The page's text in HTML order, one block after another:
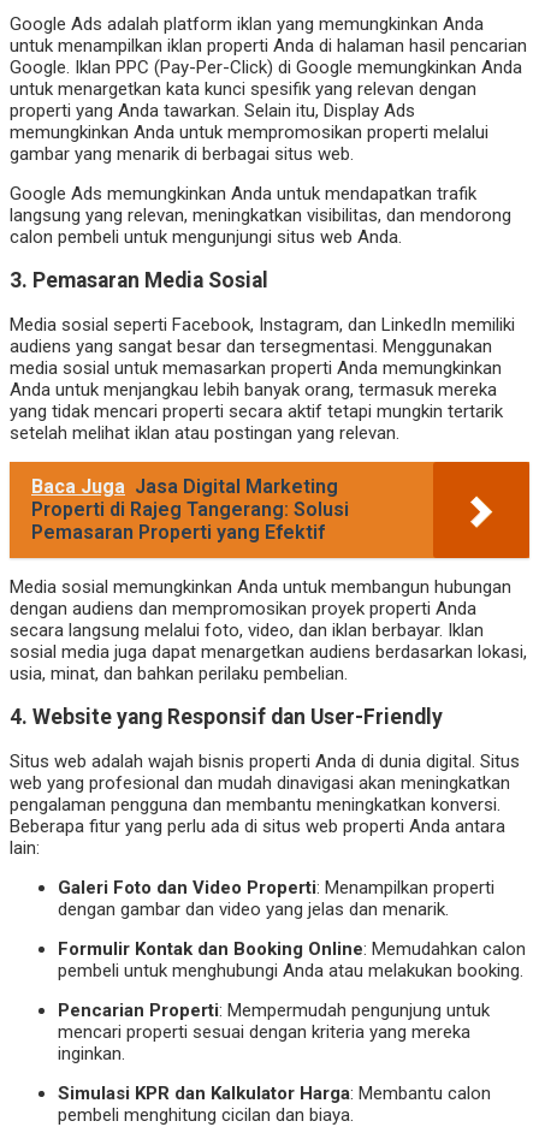
Google Ads adalah platform iklan yang memungkinkan Anda
untuk menampilkan iklan properti Anda di halaman hasil pencarian
Google. Iklan PPC (Pay-Per-Click) di Google memungkinkan Anda
untuk menargetkan kata kunci spesifik yang relevan dengan
properti yang Anda tawarkan. Selain itu, Display Ads
memungkinkan Anda untuk mempromosikan properti melalui
gambar yang menarik di berbagai situs web.
Google Ads memungkinkan Anda untuk mendapatkan trafik
langsung yang relevan, meningkatkan visibilitas, dan mendorong
calon pembeli untuk mengunjungi situs web Anda.
3. Pemasaran Media Sosial
Media sosial seperti Facebook, Instagram, dan LinkedIn memiliki
audiens yang sangat besar dan tersegmentasi. Menggunakan
media sosial untuk memasarkan properti Anda memungkinkan
Anda untuk menjangkau lebih banyak orang, termasuk mereka
yang tidak mencari properti secara aktif tetapi mungkin tertarik
setelah melihat iklan atau postingan yang relevan.
Baca Juga Jasa Digital Marketing
Properti di Rajeg Tangerang: Solusi
Pemasaran Properti yang Efektif
Media sosial memungkinkan Anda untuk membangun hubungan
dengan audiens dan mempromosikan proyek properti Anda
secara langsung melalui foto, video, dan iklan berbayar. Iklan
sosial media juga dapat menargetkan audiens berdasarkan lokasi,
usia, minat, dan bahkan perilaku pembelian.
4. Website yang Responsif dan User-Friendly
Situs web adalah wajah bisnis properti Anda di dunia digital. Situs
web yang profesional dan mudah dinavigasi akan meningkatkan
pengalaman pengguna dan membantu meningkatkan konversi.
Beberapa fitur yang perlu ada di situs web properti Anda antara
lain:
Galeri Foto dan Video Properti: Menampilkan properti
dengan gambar dan video yang jelas dan menarik.
Formulir Kontak dan Booking Online: Memudahkan calon
pembeli untuk menghubungi Anda atau melakukan booking.
Pencarian Properti: Mempermudah pengunjung untuk
mencari properti sesuai dengan kriteria yang mereka
inginkan.
Simulasi KPR dan Kalkulator Harga: Membantu calon
pembeli menghitung cicilan dan biaya.